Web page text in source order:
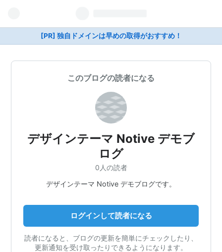
[PR] 独自ドメインは早めの取得がおすすめ！
このブログの読者になる
デザインテーマ Notive デモブ
ログ
0人の読者
デザインテーマ Notive デモブログです。
ログインして読者になる
読者になると、ブログの更新を簡単にチェックしたり、
更新通知を受け取ったりできるようになります。